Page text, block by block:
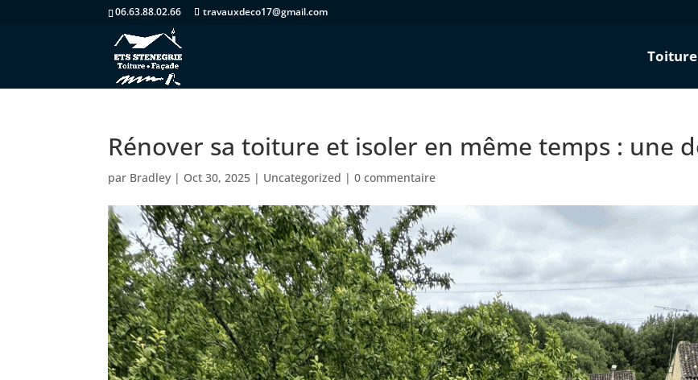
06.63.88.02.66 travauxdeco17@gmail.com
Toiture
Rénover sa toiture et isoler en même temps : une
par Bradley | Oct 30, 2025 | Uncategorized |0 commentaire